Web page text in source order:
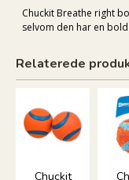
Chuckit Breathe right
selvom den har en
Relaterede
Chuckit